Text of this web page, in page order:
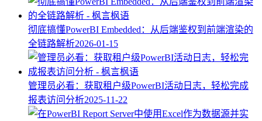
彻底搞懂PowerBI Embedded：从后端鉴权到前端渲染的
全链路解析2026-01-15
管理员必看：获取租户级PowerBI活动日志，轻松完成
报表访问分析2025-11-22